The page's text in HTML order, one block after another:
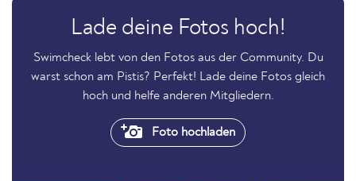
Lade deine Fotos hoch!
Swimcheck lebt von den Fotos aus der Community. Du
warst schon am Pistis? Perfekt! Lade deine Fotos gleich
hoch und helfe anderen Mitgliedern.
Foto hochladen